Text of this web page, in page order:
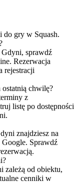
do gry w Squash.
sprawdź
Rezerwacja
rejestracji
chwilę?
z
listę po dostępności
znajdziesz na
Sprawdź
zależą od obiektu,
cenniki w